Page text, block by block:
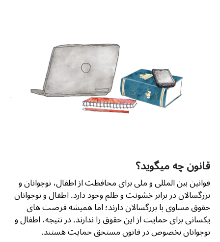
قانون چه میگوید؟
قوانین بین المللی و ملی برای محافظت از اطفال، نوجوانان و
بزرگسالان در برابر خشونت و ظلم وجود دارد. اطفال و نوجوانان
حقوق مساوی با بزرگسالان دارند؛ اما همیشه فرصت های
یکسانی برای حمایت از این حقوق را ندارند. در نتیجه، اطفال و
نوجوانان بخصوص در قانون مستحق حمایت هستند.